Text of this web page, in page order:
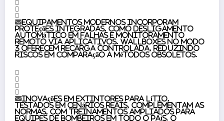
Equipamentos modernos incorporam
proteções integradas, como desligamento
automático em falhas e monitoramento
remoto via aplicativos. Wallboxes no modo
3 oferecem recarga controlada, reduzindo
riscos em comparação a métodos obsoletos.
Inovações em extintores para lítio,
testados em cenários reais, complementam as
normas, com treinamentos ampliados para
equipes de bombeiros em todo o país. O